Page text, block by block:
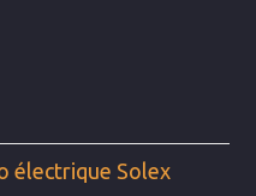
électrique Solex